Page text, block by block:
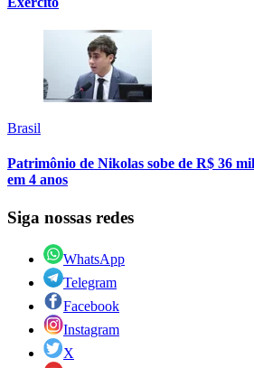
Brasil
Patrimônio de Nikolas sobe de R$ 36
em 4 anos
Siga nossas redes
WhatsApp
Telegram
Facebook
Instagram
X